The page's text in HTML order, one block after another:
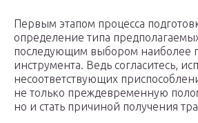
Первым этапом процесса
определение типа
последующим выбором наиболее
инструмента. Ведь согласитесь,
несоответствующих
не только преждевременную
но и стать причиной получения